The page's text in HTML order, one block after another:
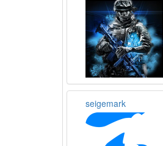
seigemark